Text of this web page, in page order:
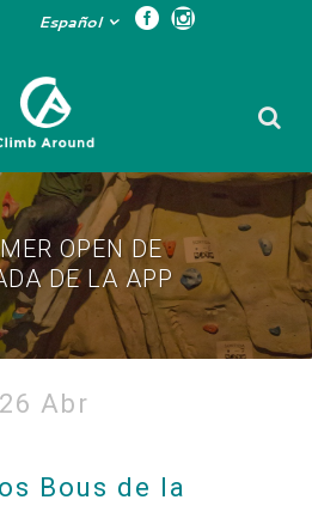
Español
OPEN DE
DE LA APP
26 AbrOpen de
de la App
Bous de la